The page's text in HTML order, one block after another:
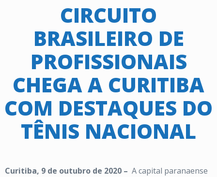
CIRCUITO
BRASILEIRO DE
PROFISSIONAIS
CHEGA A CURITIBA
COM DESTAQUES DO
TÊNIS NACIONAL
Curitiba, 9 de outubro de 2020 – A capital paranaense